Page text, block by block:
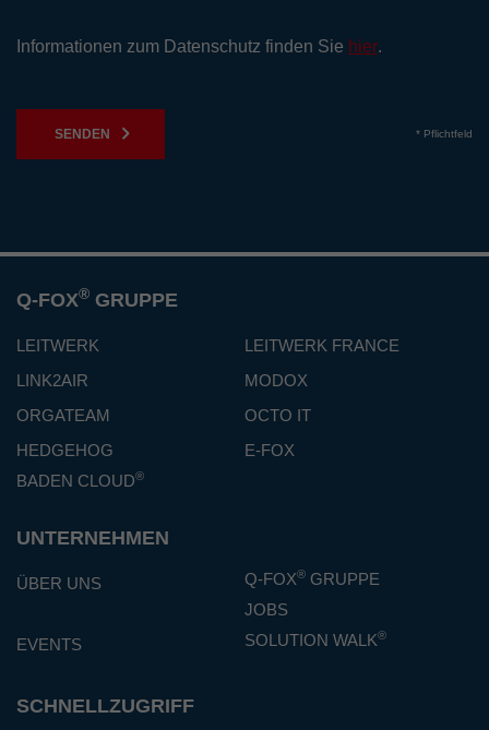
Informationen zum Datenschutz finden Sie hier.
SENDEN * Pflichtfeld
Q-FOX® GRUPPE
LEITWERK
LEITWERK FRANCE
LINK2AIR
MODOX
ORGATEAM
OCTO IT
HEDGEHOG
E-FOX
BADEN CLOUD®
UNTERNEHMEN
ÜBER UNS Q-FOX® GRUPPE
JOBS
EVENTS
SOLUTION WALK®
SCHNELLZUGRIFF